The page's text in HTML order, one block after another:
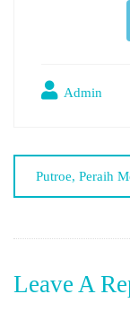
Admin
Putroe, Peraih
Leave A